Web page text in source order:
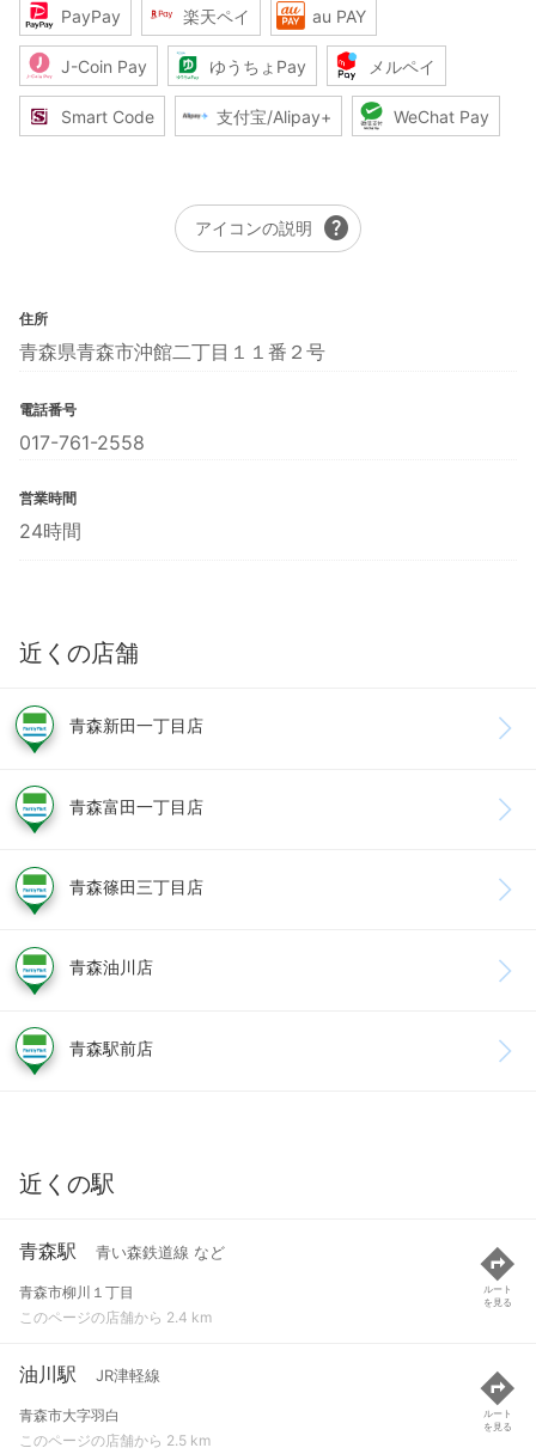
PayPay 楽天ペイ au PAY
J-Coin Pay ゆうちょPay メルペイ
Smart Code 支付宝/Alipay+ WeChat Pay
アイコンの説明 help
住所
青森県青森市沖館二丁目１１番２号
電話番号
017-761-2558
営業時間
24時間
近くの店舗
青森新田一丁目店
青森富田一丁目店
青森篠田三丁目店
青森油川店
青森駅前店
近くの駅
青森駅 青い森鉄道線 など
青森市柳川１丁目
このページの店舗から 2.4 km
ルート
を見る
油川駅 JR津軽線
青森市大字羽白
このページの店舗から 2.5 km
ルート
を見る